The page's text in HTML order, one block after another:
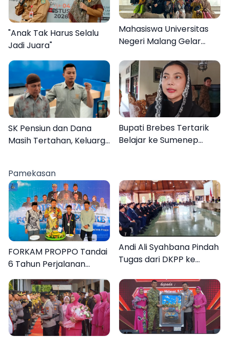
"Anak Tak Harus Selalu
Jadi Juara"
Mahasiswa Universitas
Negeri Malang Gelar
Desa Dapenda
SK Pensiun dan Dana
Masih Tertahan, Keluarga
Bupati Brebes Tertarik
Belajar ke Sumenep
Pamekasan
FORKAM PROPPO Tandai
6 Tahun Perjalanan
dengan Peluncuran Mars,
Hymne, dan Buku
Organisasi
Andi Ali Syahbana Pindah
Tugas dari DKPP ke